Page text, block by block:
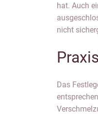
hat. Auch
nicht
Das
ein solcher